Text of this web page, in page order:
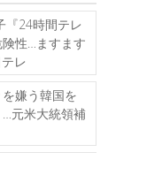
『24時間テレ
性…ますます
レ
嫌う韓国を
元米大統領補